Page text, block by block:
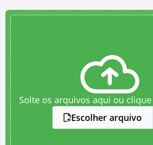
Solte os arquivos aqui ou
Escolher arquivo